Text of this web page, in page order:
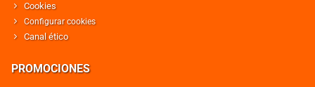
Cookies
Configurar cookies
Canal ético
PROMOCIONES